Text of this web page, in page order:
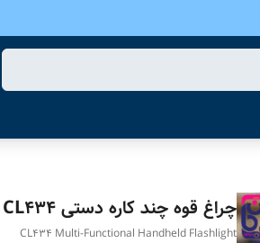
چراغ قوه چند کاره دستی CL434
CL434 Multi-Functional Handheld Flashlight